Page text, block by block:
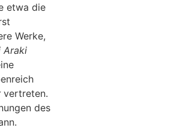
etwa die
Werke,
Araki
vertreten.
des